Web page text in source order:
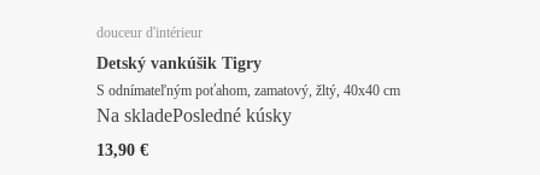
douceur d'intérieur
Detský vankúšik Tigry
S odnímateľným poťahom, zamatový, žltý, 40x40 cm
Na skladePosledné kúsky
13,90 €